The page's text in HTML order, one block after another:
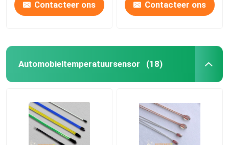
Contacteer ons Contacteer ons
Automobieltemperatuursensor (18)